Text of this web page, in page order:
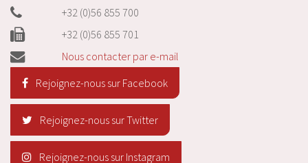
+32 (0)56 855 700
+32 (0)56 855 701
Nous contacter par e-mail
Rejoignez-nous sur Facebook
Rejoignez-nous sur Twitter
Rejoignez-nous sur Instagram